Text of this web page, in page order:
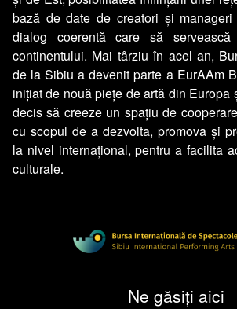
bază de date de creatori și
dialog coerentă care să
continentului. Mai târziu în acel an,
de la Sibiu a devenit parte a EurAAm
inițiat de nouă piețe de artă din Europa
decis să creeze un spațiu de
cu scopul de a dezvolta, promova și
la nivel internațional, pentru a facilita
culturale.
Ne găsiți aici